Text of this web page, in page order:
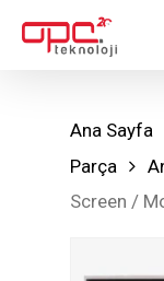
Ana Sayfa
Parça
Screen /